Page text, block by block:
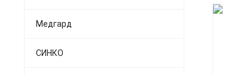
Медгард
СИНКО